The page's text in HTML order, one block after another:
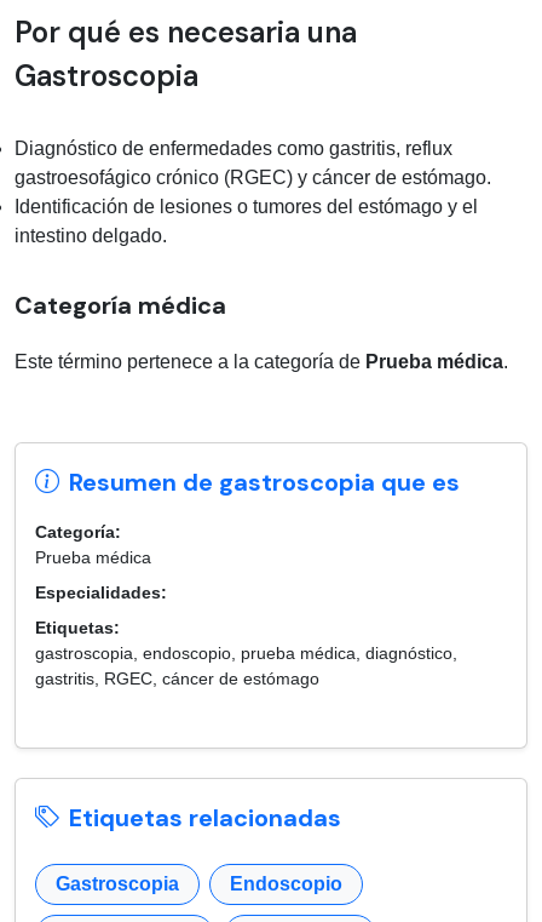
Por qué es necesaria una
Gastroscopia
Diagnóstico de enfermedades como gastritis, reflux
gastroesofágico crónico (RGEC) y cáncer de estómago.
Identificación de lesiones o tumores del estómago y el
intestino delgado.
Categoría médica
Este término pertenece a la categoría de Prueba médica.
Resumen de gastroscopia que es
Categoría:
Prueba médica
Especialidades:
Etiquetas:
gastroscopia, endoscopio, prueba médica, diagnóstico,
gastritis, RGEC, cáncer de estómago
Etiquetas relacionadas
Gastroscopia Endoscopio